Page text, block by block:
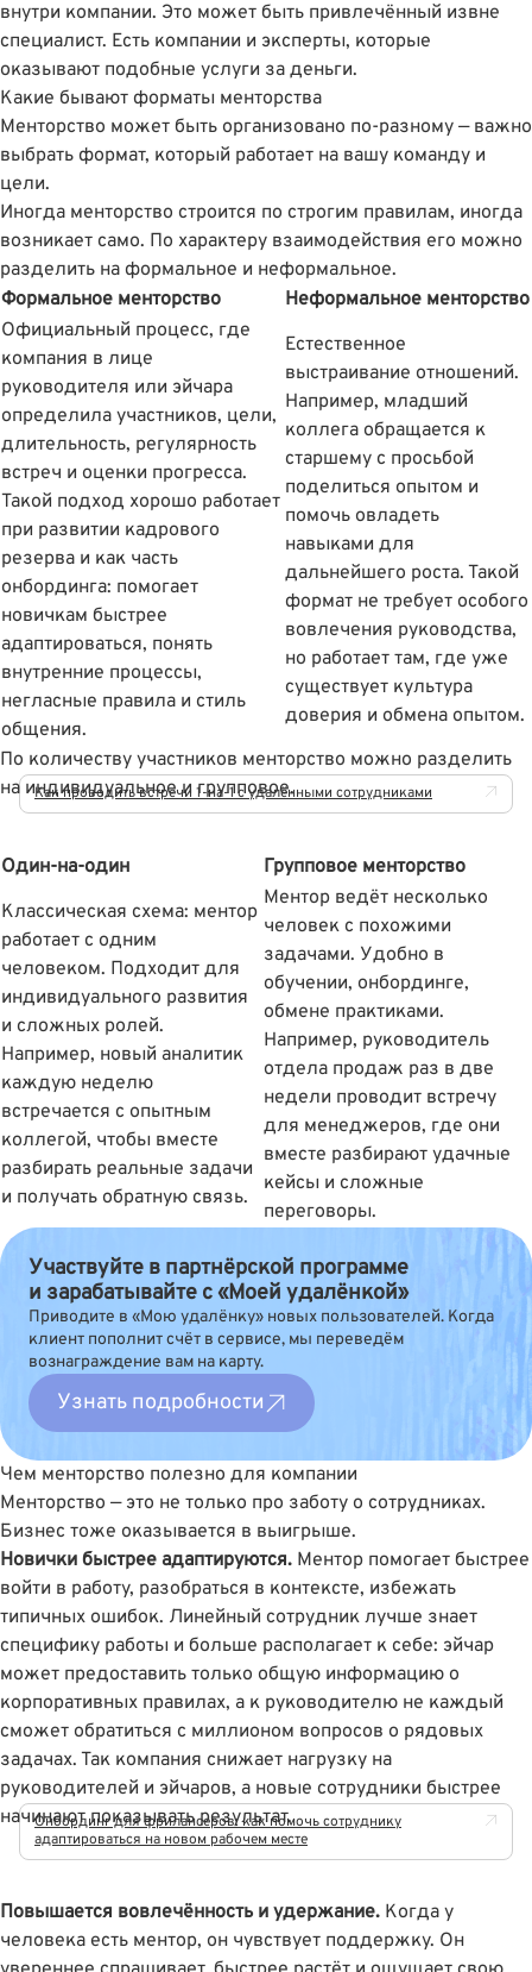
внутри компании. Это может быть привлечённый извне
специалист. Есть компании и эксперты, которые
оказывают подобные услуги за деньги.
Какие бывают форматы менторства
Менторство может быть организовано по-разному — важно
выбрать формат, который работает на вашу команду и
цели.
Иногда менторство строится по строгим правилам, иногда
возникает само. По характеру взаимодействия его можно
разделить на формальное и неформальное.
Формальное менторство
Неформальное менторство
Официальный процесс, где
компания в лице
руководителя или эйчара
определила участников, цели,
длительность, регулярность
встреч и оценки прогресса.
Такой подход хорошо работает
при развитии кадрового
резерва и как часть
онбординга: помогает
новичкам быстрее
адаптироваться, понять
внутренние процессы,
негласные правила и стиль
общения.
Естественное
выстраивание отношений.
Например, младший
коллега обращается к
старшему с просьбой
поделиться опытом и
помочь овладеть
навыками для
дальнейшего роста. Такой
формат не требует особого
вовлечения руководства,
но работает там, где уже
существует культура
доверия и обмена опытом.
По количеству участников менторство можно разделить
на индивидуальное и групповое.
Как проводить встречи 1-на-1 с удалёнными сотрудниками
Один-на-один
Групповое менторство
Классическая схема: ментор
работает с одним
человеком. Подходит для
индивидуального развития
и сложных ролей.
Например, новый аналитик
каждую неделю
встречается с опытным
коллегой, чтобы вместе
разбирать реальные задачи
и получать обратную связь.
Ментор ведёт несколько
человек с похожими
задачами. Удобно в
обучении, онбординге,
обмене практиками.
Например, руководитель
отдела продаж раз в две
недели проводит встречу
для менеджеров, где они
вместе разбирают удачные
кейсы и сложные
переговоры.
Участвуйте в партнёрской программе
и зарабатывайте с «Моей удалёнкой»
Приводите в «Мою удалёнку» новых пользователей. Когда
клиент пополнит счёт в сервисе, мы переведём
вознаграждение вам на карту.
Узнать подробности
Чем менторство полезно для компании
Менторство — это не только про заботу о сотрудниках.
Бизнес тоже оказывается в выигрыше.
Новички быстрее адаптируются. Ментор помогает быстрее
войти в работу, разобраться в контексте, избежать
типичных ошибок. Линейный сотрудник лучше знает
специфику работы и больше располагает к себе: эйчар
может предоставить только общую информацию о
корпоративных правилах, а к руководителю не каждый
сможет обратиться с миллионом вопросов о рядовых
задачах. Так компания снижает нагрузку на
руководителей и эйчаров, а новые сотрудники быстрее
начинают показывать результат.
Онбординг для фрилансеров: как помочь сотруднику
адаптироваться на новом рабочем месте
Повышается вовлечённость и удержание. Когда у
человека есть ментор, он чувствует поддержку. Он